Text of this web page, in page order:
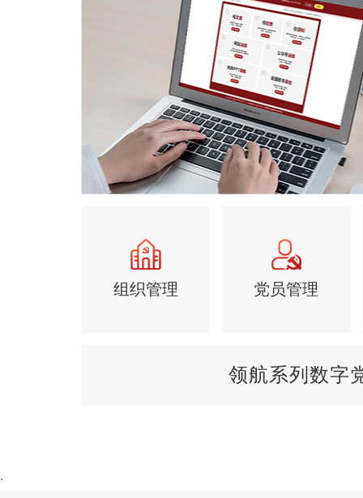
组织管理 党员管理
领航系列数字
`